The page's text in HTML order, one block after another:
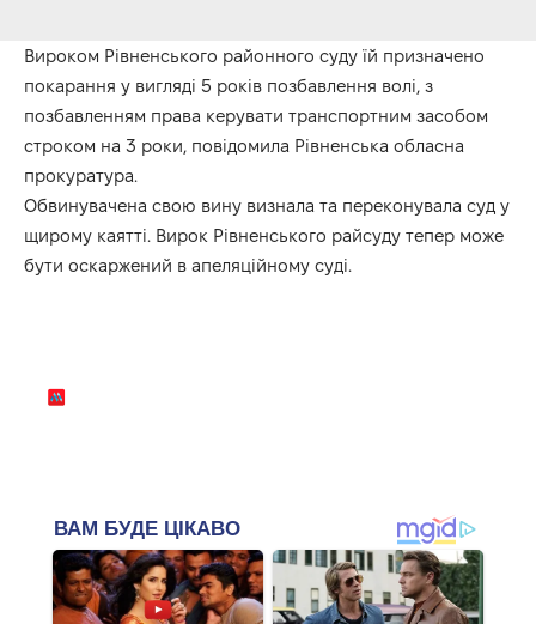
Вироком Рівненського районного суду їй призначено
покарання у вигляді 5 років позбавлення волі, з
позбавленням права керувати транспортним засобом
строком на 3 роки, повідомила Рівненська обласна
прокуратура.
Обвинувачена свою вину визнала та переконувала суд у
щирому каятті. Вирок Рівненського райсуду тепер може
бути оскаржений в апеляційному суді.